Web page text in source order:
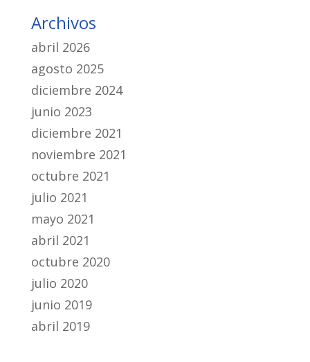
Archivos
abril 2026
agosto 2025
diciembre 2024
junio 2023
diciembre 2021
noviembre 2021
octubre 2021
julio 2021
mayo 2021
abril 2021
octubre 2020
julio 2020
junio 2019
abril 2019